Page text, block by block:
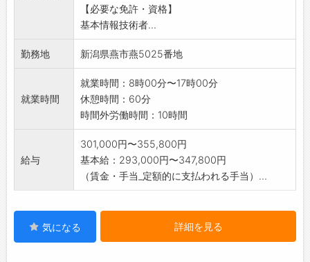
【必要な免許・資格】
基本情報技術者...
勤務地 新潟県燕市燕5025番地
就業時間
就業時間：8時00分〜17時00分
休憩時間：60分
時間外労働時間：10時間
給与
301,000円〜355,800円
基本給：293,000円〜347,800円
（賃金・手当_定額的に支払われる手当）...
気になる 詳細を見る